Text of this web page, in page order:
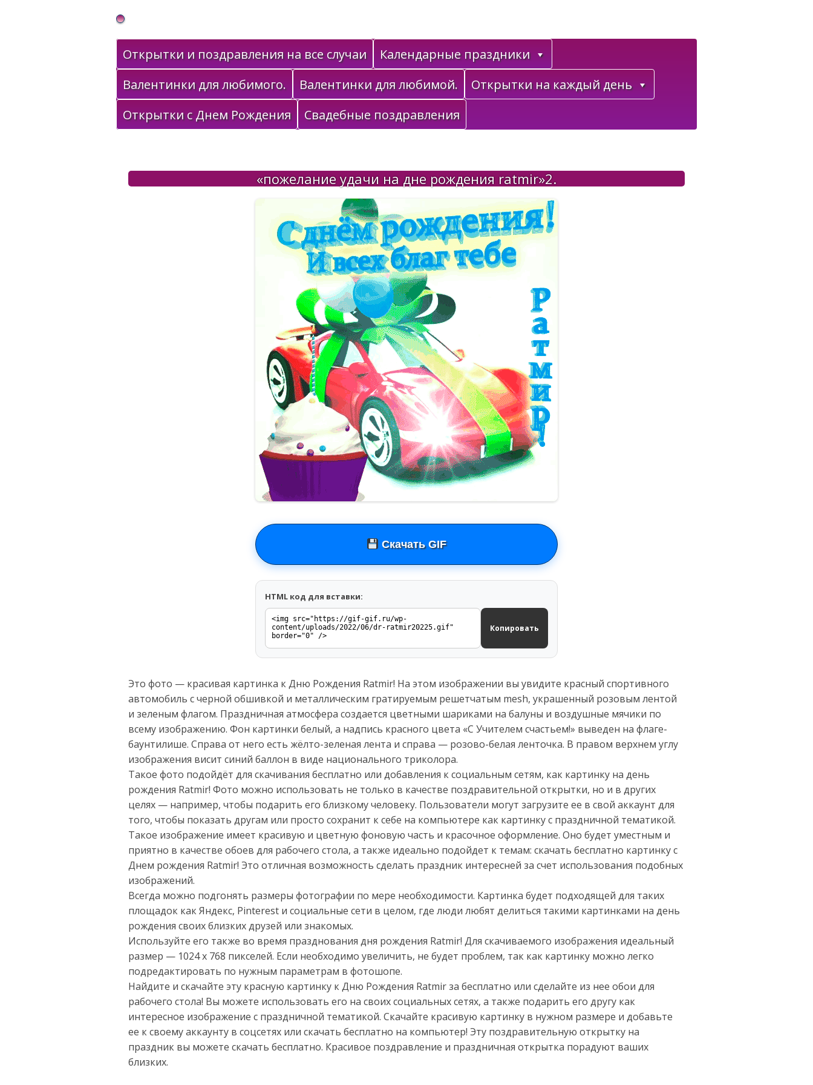
Gif Открытки в подарок
Открытки и поздравления на все случаи
Календарные праздники
Валентинки для любимого.
Валентинки для любимой.
Открытки на каждый день
Открытки с Днем Рождения
Свадебные поздравления
«пожелание удачи на дне рождения ratmir»2.
Скачать GIF
HTML код для вставки:
Копировать
Это фото — красивая картинка к Дню Рождения Ratmir! На этом изображении вы увидите красный спортивного
автомобиль с черной обшивкой и металлическим гратируемым решетчатым mesh, украшенный розовым лентой
и зеленым флагом. Праздничная атмосфера создается цветными шариками на балуны и воздушные мячики по
всему изображению. Фон картинки белый, а надпись красного цвета «С Учителем счастьем!» выведен на флаге-
баунтилише. Справа от него есть жёлто-зеленая лента и справа — розово-белая ленточка. В правом верхнем углу
изображения висит синий баллон в виде национального триколора.
Такое фото подойдёт для скачивания бесплатно или добавления к социальным сетям, как картинку на день
рождения Ratmir! Фото можно использовать не только в качестве поздравительной открытки, но и в других
целях — например, чтобы подарить его близкому человеку. Пользователи могут загрузите ее в свой аккаунт для
того, чтобы показать другам или просто сохранит к себе на компьютере как картинку с праздничной тематикой.
Такое изображение имеет красивую и цветную фоновую часть и красочное оформление. Оно будет уместным и
приятно в качестве обоев для рабочего стола, а также идеально подойдет к темам: скачать бесплатно картинку с
Днем рождения Ratmir! Это отличная возможность сделать праздник интересней за счет использования подобных
изображений.
Всегда можно подгонять размеры фотографии по мере необходимости. Картинка будет подходящей для таких
площадок как Яндекс, Pinterest и социальные сети в целом, где люди любят делиться такими картинками на день
рождения своих близких друзей или знакомых.
Используйте его также во время празднования дня рождения Ratmir! Для скачиваемого изображения идеальный
размер — 1024 x 768 пикселей. Если необходимо увеличить, не будет проблем, так как картинку можно легко
подредактировать по нужным параметрам в фотошопе.
Найдите и скачайте эту красную картинку к Дню Рождения Ratmir за бесплатно или сделайте из нее обои для
рабочего стола! Вы можете использовать его на своих социальных сетях, а также подарить его другу как
интересное изображение с праздничной тематикой. Скачайте красивую картинку в нужном размере и добавьте
ее к своему аккаунту в соцсетях или скачать бесплатно на компьютер! Эту поздравительную открытку на
праздник вы можете скачать бесплатно. Красивое поздравление и праздничная открытка порадуют ваших
близких.